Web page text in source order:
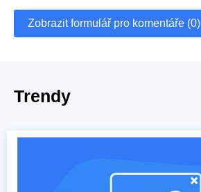
Zobrazit formulář pro komentáře (0)
Trendy